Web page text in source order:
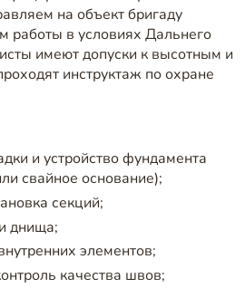
на объект бригаду
работы в условиях Дальнего
имеют допуски к высотным и
инструктаж по охране
и устройство фундамента
свайное основание);
секций;
днища;
элементов;
качества швов;